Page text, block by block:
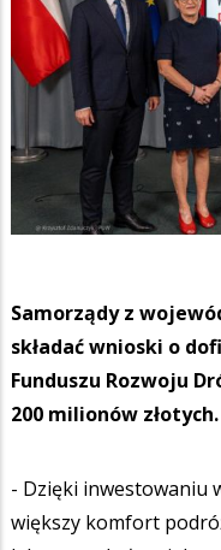
Samorządy z
składać wnioski o
Funduszu Rozwoju
200 milionów złotych.
- Dzięki inwestowaniu
większy komfort